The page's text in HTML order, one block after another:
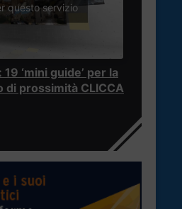
questo servizio
‘mini guide’ per la
di prossimità CLICCA